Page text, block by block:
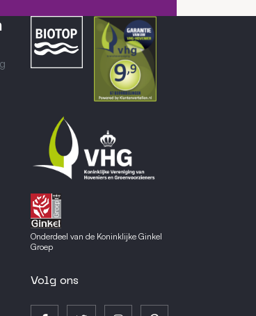
Onderdeel van de Koninklijke Ginkel
Groep
Volg ons